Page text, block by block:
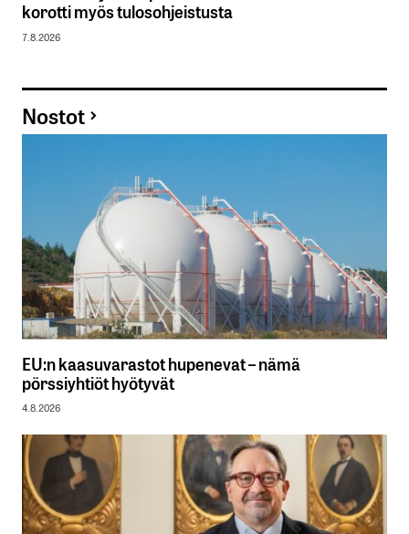
korotti myös tulosohjeistusta
7.8.2026
Nostot
EU:n kaasuvarastot hupenevat – nämä
pörssiyhtiöt hyötyvät
4.8.2026